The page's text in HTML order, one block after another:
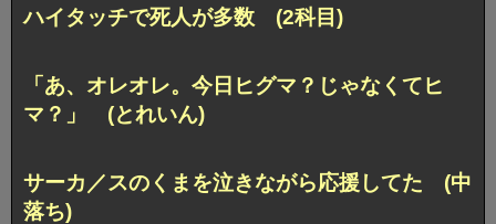
ハイタッチで死人が多数 (2科目)
「あ、オレオレ。今日ヒグマ？じゃなくてヒ
マ？」 (とれいん)
サーカ／スのくまを泣きながら応援してた (中
落ち)